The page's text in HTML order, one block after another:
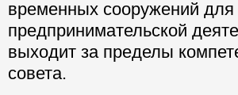
временных сооружений
предпринимательской
выходит за пределы
совета.